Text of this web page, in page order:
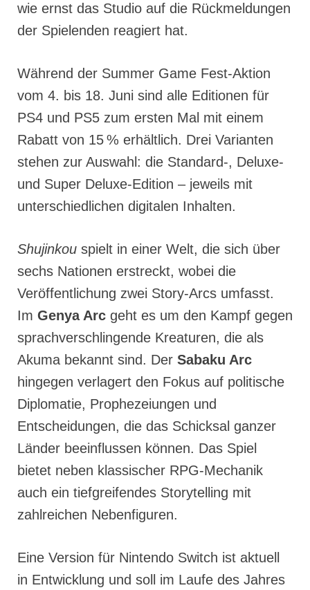
wie ernst das Studio auf die Rückmeldungen
der Spielenden reagiert hat.
Während der Summer Game Fest-Aktion
vom 4. bis 18. Juni sind alle Editionen für
PS4 und PS5 zum ersten Mal mit einem
Rabatt von 15 % erhältlich. Drei Varianten
stehen zur Auswahl: die Standard-, Deluxe-
und Super Deluxe-Edition – jeweils mit
unterschiedlichen digitalen Inhalten.
Shujinkou spielt in einer Welt, die sich über
sechs Nationen erstreckt, wobei die
Veröffentlichung zwei Story-Arcs umfasst.
Im Genya Arc geht es um den Kampf gegen
sprachverschlingende Kreaturen, die als
Akuma bekannt sind. Der Sabaku Arc
hingegen verlagert den Fokus auf politische
Diplomatie, Prophezeiungen und
Entscheidungen, die das Schicksal ganzer
Länder beeinflussen können. Das Spiel
bietet neben klassischer RPG-Mechanik
auch ein tiefgreifendes Storytelling mit
zahlreichen Nebenfiguren.
Eine Version für Nintendo Switch ist aktuell
in Entwicklung und soll im Laufe des Jahres